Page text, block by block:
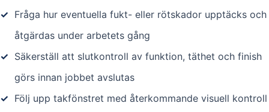
✓ Fråga hur eventuella fukt- eller rötskador upptäcks och
åtgärdas under arbetets gång
✓ Säkerställ att slutkontroll av funktion, täthet och finish
görs innan jobbet avslutas
✓ Följ upp takfönstret med återkommande visuell kontroll